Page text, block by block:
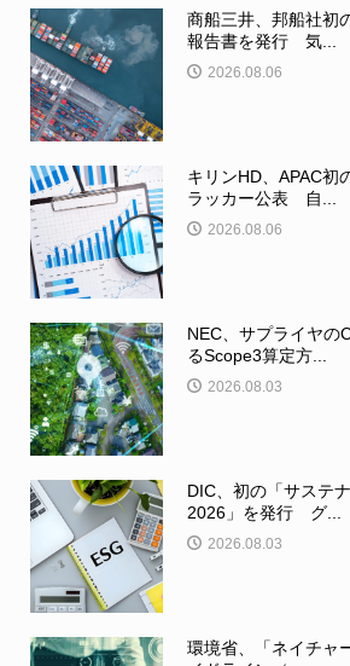
商船三井、邦船社初
報告書を発行 気...
2026.08.06
キリンHD、APAC初
ラッカー公表 自...
2026.08.06
NEC、サプライヤの
るScope3算定方...
2026.08.03
DIC、初の「サステ
2026」を発行 グ...
2026.08.03
環境省、「ネイチャ